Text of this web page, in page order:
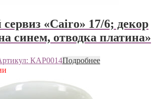
«Cairo» 17/6; декор
синем, отводка платина»
КАР0014Подробнее